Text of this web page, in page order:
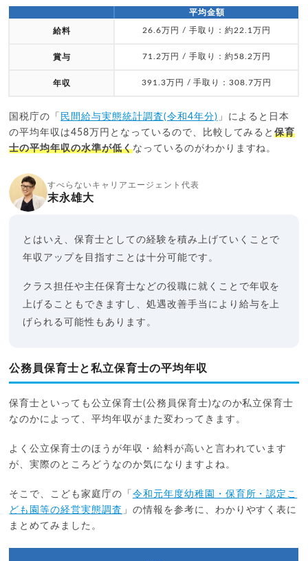
平均金額
給料 26.6万円 / 手取り：約22.1万円
賞与 71.2万円 / 手取り：約58.2万円
年収 391.3万円 / 手取り：308.7万円
国税庁の「 民間給与実態統計調査(令和4年分) 」によると日本
の平均年収は458万円となっているので、比較してみると保育
士の平均年収の水準が低くなっているのがわかりますね。
すべらないキャリアエージェント代表
末永雄大
とはいえ、保育士としての経験を積み上げていくことで
年収アップを目指すことは十分可能です。
クラス担任や主任保育士などの役職に就くことで年収を
上げることもできますし、処遇改善手当により給与を上
げられる可能性もあります。
公務員保育士と私立保育士の平均年収
保育士といっても公立保育士(公務員保育士)なのか私立保育士
なのかによって、平均年収がまた変わってきます。
よく公立保育士のほうが年収・給料が高いと言われています
が、実際のところどうなのか気になりますよね。
そこで、こども家庭庁の「 令和元年度幼稚園・保育所・認定こ
ども園等の経営実態調査 」の情報を参考に、わかりやすく表に
まとめてみました。